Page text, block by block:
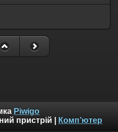
Piwigo
пристрій Комп’ютер